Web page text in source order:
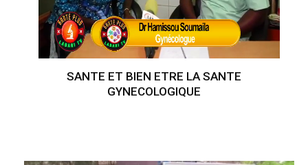
SANTE ET BIEN ETRE LA SANTE
GYNECOLOGIQUE